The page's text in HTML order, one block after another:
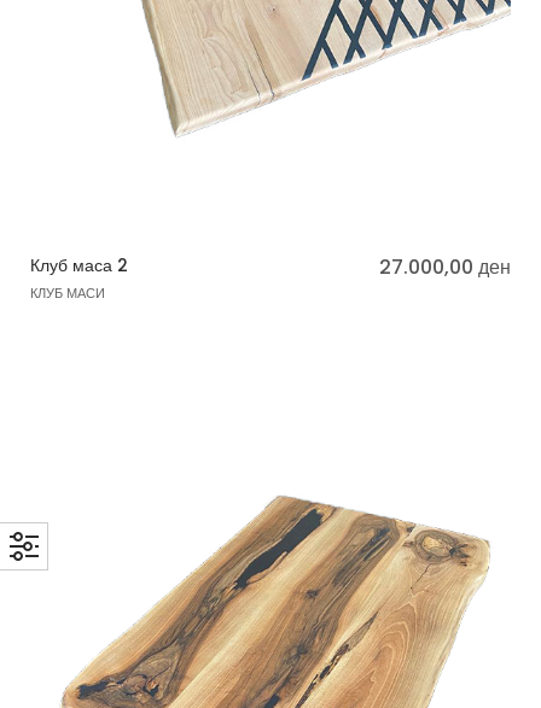
Клуб маса 2
КЛУБ МАСИ
27.000,00 ден